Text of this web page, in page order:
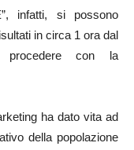
infatti, si possono
in circa 1 ora dal
con la
ha dato vita ad
della popolazione